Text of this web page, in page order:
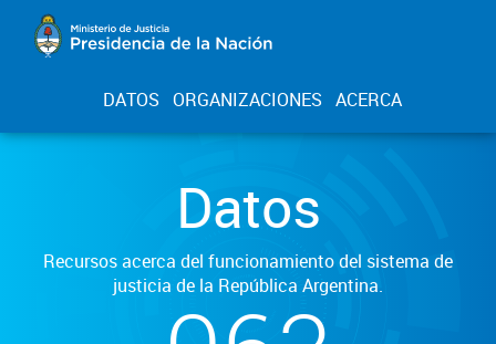
DATOS ORGANIZACIONES ACERCA
Datos
Recursos acerca del funcionamiento del sistema de
justicia de la República Argentina.